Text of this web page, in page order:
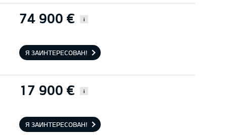
74 900 € i
Я ЗАИНТЕРЕСОВАН!
17 900 € i
Я ЗАИНТЕРЕСОВАН!